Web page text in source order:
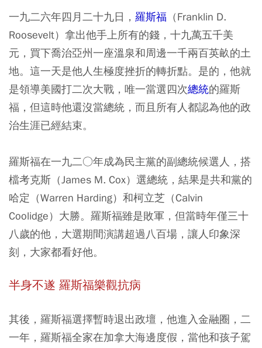
一九二六年四月二十九日， 羅斯福 （Franklin D.
Roosevelt）拿出他手上所有的錢，十九萬五千美
元，買下喬治亞州一座溫泉和周邊一千兩百英畝的土
地。這一天是他人生極度挫折的轉折點。是的，他就
是領導美國打二次大戰，唯一當選四次總統的羅斯
福，但這時他還沒當總統，而且所有人都認為他的政
治生涯已經結束。
羅斯福在一九二○年成為民主黨的副總統候選人，搭
檔考克斯（James M. Cox）選總統，結果是共和黨的
哈定（Warren Harding）和柯立芝（Calvin
Coolidge）大勝。羅斯福雖是敗軍，但當時年僅三十
八歲的他，大選期間演講超過八百場，讓人印象深
刻，大家都看好他。
半身不遂 羅斯福樂觀抗病
其後，羅斯福選擇暫時退出政壇，他進入金融圈，二
一年，羅斯福全家在加拿大海邊度假，當他和孩子駕